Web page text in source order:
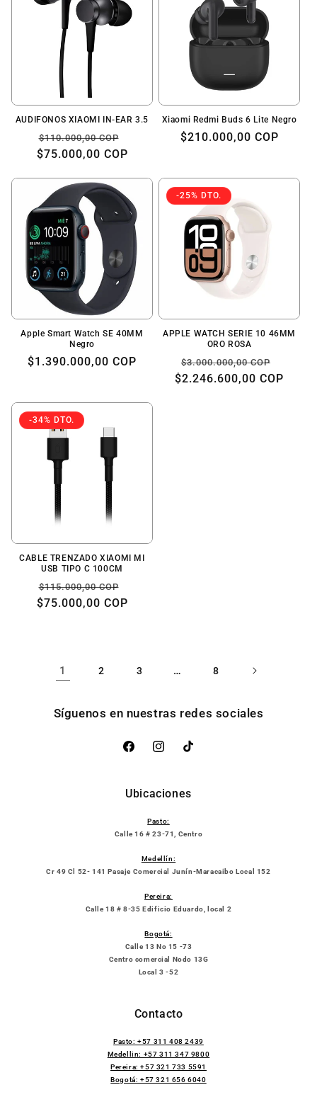
AUDIFONOS XIAOMI IN-EAR 3.5
Precio
habitual
$110.000,00 COP
de
$75.000,00 COP
Xiaomi Redmi Buds 6 Lite Negro
Precio
$210.000,00 COP
Apple Smart Watch SE 40MM
Negro
Precio
$1.390.000,00 COP
-25% DTO.
APPLE WATCH SERIE 10 46MM
ORO ROSA
Precio
habitual
$3.000.000,00 COP
de
$2.246.600,00 COP
-34% DTO.
CABLE TRENZADO XIAOMI MI
USB TIPO C 100CM
Precio
habitual
$115.000,00 COP
de
$75.000,00 COP
1 2 3 … 8
Síguenos en nuestras redes sociales
FacebookInstagramTikTok
Ubicaciones
Pasto:
Calle 16 # 23-71, Centro
Medellín:
Cr 49 Cl 52- 141 Pasaje Comercial Junín-Maracaibo Local 152
Pereira:
Calle 18 # 8-35 Edificio Eduardo, local 2
Bogotá:
Calle 13 No 15 -73
Centro comercial Nodo 13G
Local 3 -52
Contacto
Pasto: +57 311 408 2439
Medellin: +57 311 347 9800
Pereira: +57 321 733 5591
Bogotá: +57 321 656 6040